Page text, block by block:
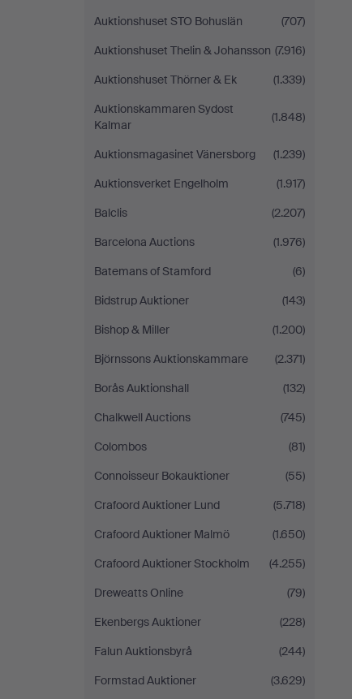
Auktionshuset STO Bohuslän
(707)
Auktionshuset Thelin & Johansson (7.916)
Auktionshuset Thörner & Ek
(1.339)
Auktionskammaren Sydost
Kalmar
(1.848)
Auktionsmagasinet Vänersborg
(1.239)
Auktionsverket Engelholm
(1.917)
Balclis
(2.207)
Barcelona Auctions
(1.976)
Batemans of Stamford
(6)
Bidstrup Auktioner
(143)
Bishop & Miller
(1.200)
Björnssons Auktionskammare
(2.371)
Borås Auktionshall
(132)
Chalkwell Auctions
(745)
Colombos
(81)
Connoisseur Bokauktioner
(55)
Crafoord Auktioner Lund
(5.718)
Crafoord Auktioner Malmö
(1.650)
Crafoord Auktioner Stockholm
(4.255)
Dreweatts Online
(79)
Ekenbergs Auktioner
(228)
Falun Auktionsbyrå
(244)
Formstad Auktioner
(3.629)